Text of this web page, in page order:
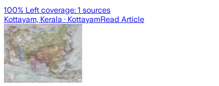
100% Left coverage: 1 sources
Kottayam, Kerala · KottayamRead Article